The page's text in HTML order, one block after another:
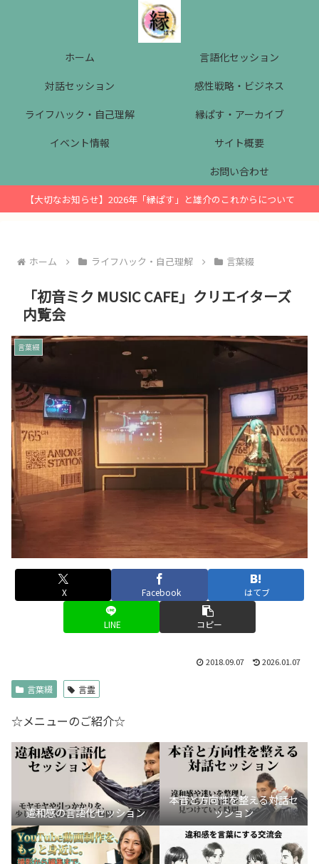
ホーム
言語化セッション
対話セッション
感性戦略・ビジネス
ライフハック・自己理解
縁ぱす・アーカイブ
イベント情報
サイト概要
お問い合わせ
【大切なお知らせ】2026年「縁ぱす」と雄介のこれからについて
ホーム ライフハック・自己理解 言葉綴
「初音ミク MUSIC CAFE」クリエイターズ
内覧会
言葉綴
X Facebook はてブ
LINE コピー
2018.09.07 2026.01.07
言葉綴 言霊
☆メニューのご紹介☆
違和感の言語化セッション
本音と方向性を整える対話セ
ッション